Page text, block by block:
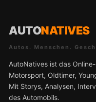
AUTONATIVES
Autos. Menschen.
AutoNatives ist das
Motorsport, Oldtimer,
Mit Storys, Analysen,
des Automobils.